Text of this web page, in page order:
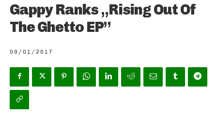
Gappy Ranks „Rising Out Of
The Ghetto EP”
09/01/2017